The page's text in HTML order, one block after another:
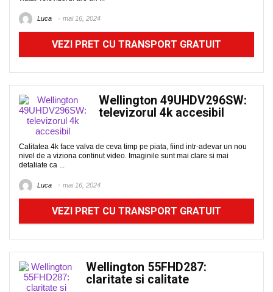
Luca mai 16, 2024
VEZI PRET CU TRANSPORT GRATUIT
Wellington 49UHDV296SW:
televizorul 4k accesibil
Calitatea 4k face valva de ceva timp pe piata, fiind intr-adevar un nou
nivel de a viziona continut video. Imaginile sunt mai clare si mai
detaliate ca ...
Luca mai 16, 2024
VEZI PRET CU TRANSPORT GRATUIT
Wellington 55FHD287:
claritate si calitate